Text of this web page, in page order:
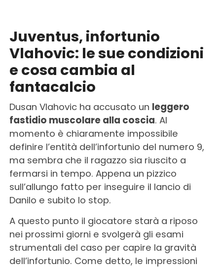
Juventus, infortunio
Vlahovic: le sue condizioni
e cosa cambia al
fantacalcio
Dusan Vlahovic ha accusato un leggero
fastidio muscolare alla coscia. Al
momento è chiaramente impossibile
definire l’entità dell’infortunio del numero 9,
ma sembra che il ragazzo sia riuscito a
fermarsi in tempo. Appena un pizzico
sull’allungo fatto per inseguire il lancio di
Danilo e subito lo stop.
A questo punto il giocatore starà a riposo
nei prossimi giorni e svolgerà gli esami
strumentali del caso per capire la gravità
dell’infortunio. Come detto, le impressioni